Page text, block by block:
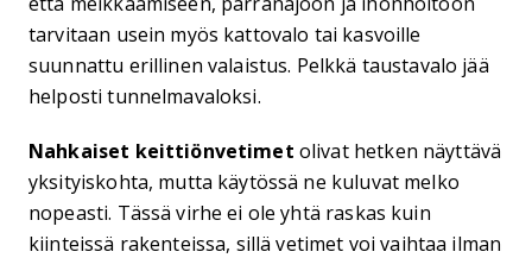
tarvitaan usein myös kattovalo tai kasvoille
suunnattu erillinen valaistus. Pelkkä taustavalo jää
helposti tunnelmavaloksi.
Nahkaiset keittiönvetimet olivat hetken näyttävä
yksityiskohta, mutta käytössä ne kuluvat melko
nopeasti. Tässä virhe ei ole yhtä raskas kuin
kiinteissä rakenteissa, sillä vetimet voi vaihtaa ilman